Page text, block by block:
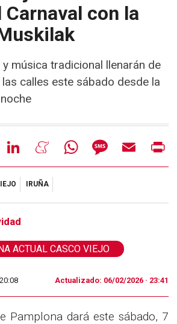
Carnaval con la
y música tradicional llenarán de
calles este sábado desde la
LinkedIn MeneameWhatsAppMessageEmail
IRUÑA
ACTUAL CASCO VIEJO
20:08 Actualizado: 06/02/2026 · 23:41
Pamplona dará este sábado, 7